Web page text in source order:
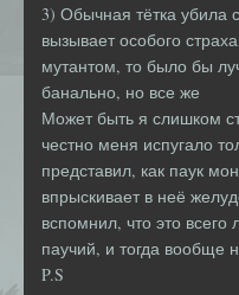
3) Обычная тётка убила
вызывает особого
мутантом, то было бы
банально, но все же
Может быть я слишком
честно меня испугало
представил, как паук
впрыскивает в неё
вспомнил, что это
паучий, и тогда вообще
P.S